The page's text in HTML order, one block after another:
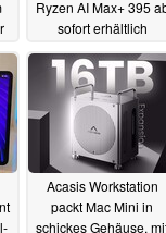
Ryzen AI Max+ 395
sofort erhältlich
16.08.2025
Acasis Workstation
packt Mac Mini in
schickes Gehäuse,